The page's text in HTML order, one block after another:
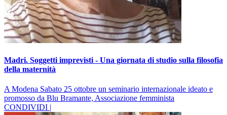
Madri. Soggetti imprevisti - Una giornata di studio sulla filosofia
della maternità
A Modena Sabato 25 ottobre un seminario internazionale ideato e
promosso da Blu Bramante, Associazione femminista
CONDIVIDI |